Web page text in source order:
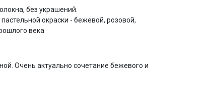
без украшений.
окраски - бежевой, розовой,
века
Очень актуально сочетание бежевого и